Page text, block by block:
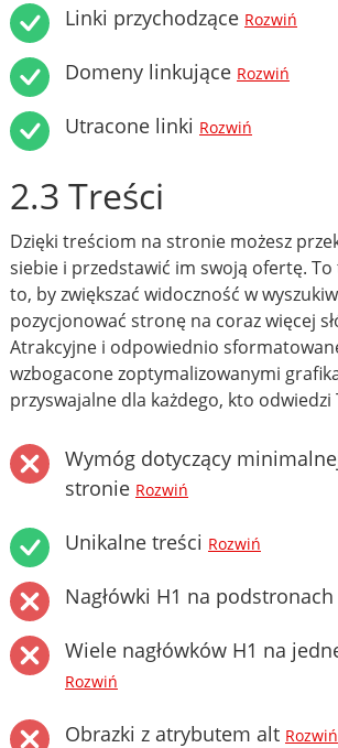
Linki przychodzące Rozwiń
Domeny linkujące Rozwiń
Utracone linki Rozwiń
2.3 Treści
Dzięki treściom na stronie możesz
siebie i przedstawić im swoją ofertę. To
to, by zwiększać widoczność w
pozycjonować stronę na coraz więcej
Atrakcyjne i odpowiednio
wzbogacone zoptymalizowanymi
przyswajalne dla każdego, kto
Wymóg dotyczący
stronie Rozwiń
Unikalne treści Rozwiń
Nagłówki H1 na podstronach
Wiele nagłówków H1 na
Rozwiń
Obrazki z atrybutem alt Rozwiń